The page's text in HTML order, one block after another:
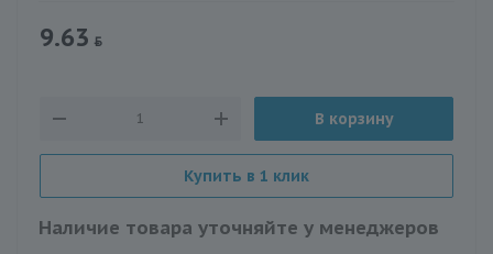
9.63
В корзину
Купить в 1 клик
Наличие товара уточняйте у менеджеров